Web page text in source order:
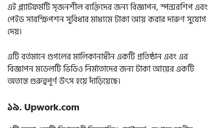
এই প্ল্যাটফর্মটি সৃজনশীল ব্যক্তিদের জন্য বিজ্ঞাপন, স্পন্সরশিপ এবং
পেইড সাবস্ক্রিপশন সুবিধার মাধ্যমে টাকা আয় করার দারুণ সুযোগ
দেয়।
এটি বর্তমানে গুগলের মালিকানাধীন একটি প্রতিষ্ঠান এবং এর
বিজ্ঞাপন মডেলটি ভিডিও নির্মাতাদের জন্য টাকা আয়ের একটি
অত্যন্ত গুরুত্বপূর্ণ উৎস হয়ে দাঁড়িয়েছে।
১৯. Upwork.com